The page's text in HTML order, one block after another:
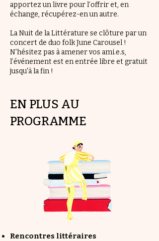
apportez un livre pour l’offrir et, en
échange, récupérez-en un autre.
La Nuit de la Littérature se clôture par un
concert de duo folk June Carousel !
N'hésitez pas à amener vos ami.e.s,
l’événement est en entrée libre et gratuit
jusqu'à la fin !
EN PLUS AU
PROGRAMME
Rencontres littéraires